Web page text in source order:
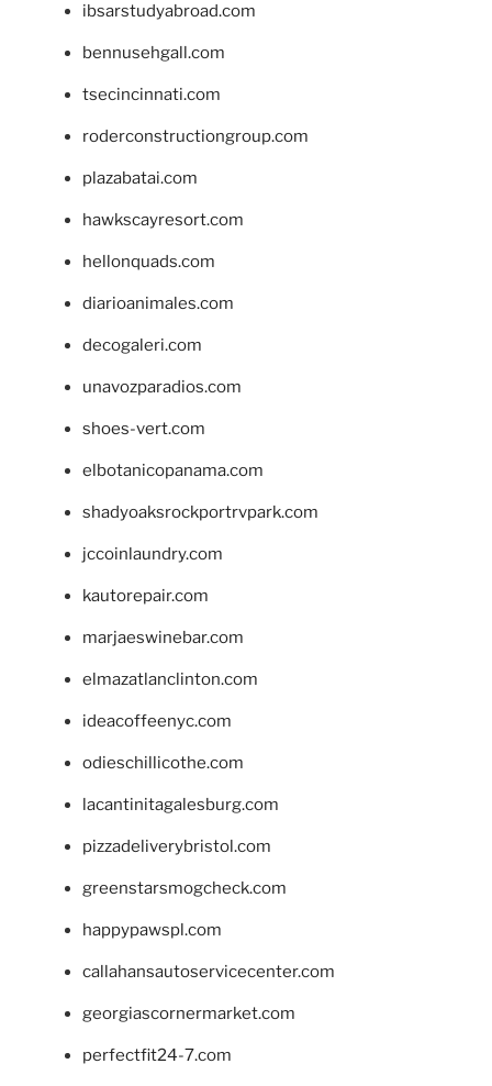
ibsarstudyabroad.com
bennusehgall.com
tsecincinnati.com
roderconstructiongroup.com
plazabatai.com
hawkscayresort.com
hellonquads.com
diarioanimales.com
decogaleri.com
unavozparadios.com
shoes-vert.com
elbotanicopanama.com
shadyoaksrockportrvpark.com
jccoinlaundry.com
kautorepair.com
marjaeswinebar.com
elmazatlanclinton.com
ideacoffeenyc.com
odieschillicothe.com
lacantinitagalesburg.com
pizzadeliverybristol.com
greenstarsmogcheck.com
happypawspl.com
callahansautoservicecenter.com
georgiascornermarket.com
perfectfit24-7.com